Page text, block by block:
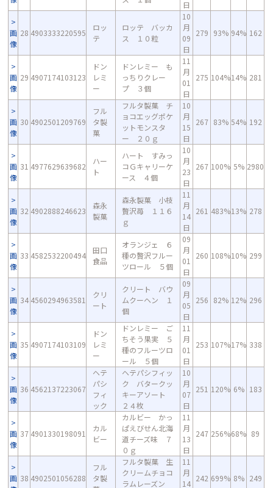
日
画
像
28 4903333220595
ロッ
テ
ロッテ バッカ
ス １０粒
10
月
09
日
279 93% 94% 162
画
像
29 4907174103123
ドン
レミ
ー
ドンレミー も
っちりクレー
プ ３個
11
月
01
日
275 104%14% 281
画
像
30 4902501209769
フル
タ製
菓
フルタ製菓 チ
ョコエッグポケ
ットモンスタ
ー ２０ｇ
10
月
15
日
267 83% 54% 192
画
像
31 4977629639682
ハー
ト
ハート すみっ
コＧキャリーケ
ース ４個
10
月
23
日
267 100% 5% 2980
画
像
32 4902888246623
森永
製菓
森永製菓 小枝
贅沢苺 １１６
ｇ
11
月
14
日
261 483%13% 278
画
像
33 4582532200494
田口
食品
オランジェ ６
種の贅沢フルー
ツロール ５個
09
月
01
日
260 108%10% 299
画
像
34 4560294963581
クリ
ート
クリート バウ
ムクーヘン １
個
09
月
05
日
256 82% 12% 296
画
像
35 4907174103109
ドン
レミ
ー
ドンレミー ご
ちそう果実 ５
種のフルーツロ
ール ５個
11
月
01
日
253 107%17% 338
画
像
36 4562137223067
ヘテ
パシ
フィ
ック
ヘテパシフィッ
ク バタークッ
キーアソート
２４枚
10
月
07
日
251 120% 6% 183
画
像
37 4901330198091
カル
ビー
カルビー かっ
ぱえびせん北海
道チーズ味 ７
０ｇ
11
月
13
日
247 256%68% 89
画 38 4902501056288
フル
タ製
フルタ製菓 生
クリームチョコ
ラムレーズン
11
月
14
242 699% 8% 249